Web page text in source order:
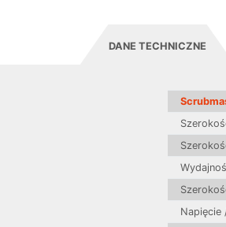
DANE TECHNICZNE
Napięcie